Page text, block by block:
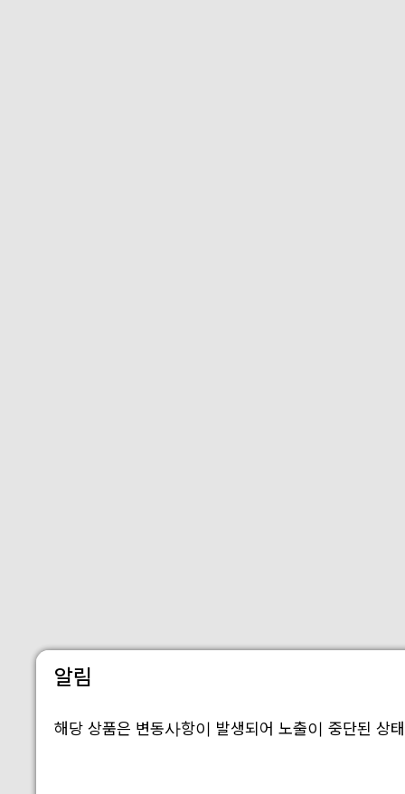
알림
해당 상품은 변동사항이 발생되어 노출이 중단된 상